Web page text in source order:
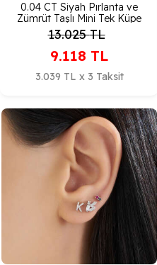
0.04 CT Siyah Pırlanta ve
Zümrüt Taşlı Mini Tek Küpe
13.025TL
9.118 TL
3.039 TL x 3 Taksit